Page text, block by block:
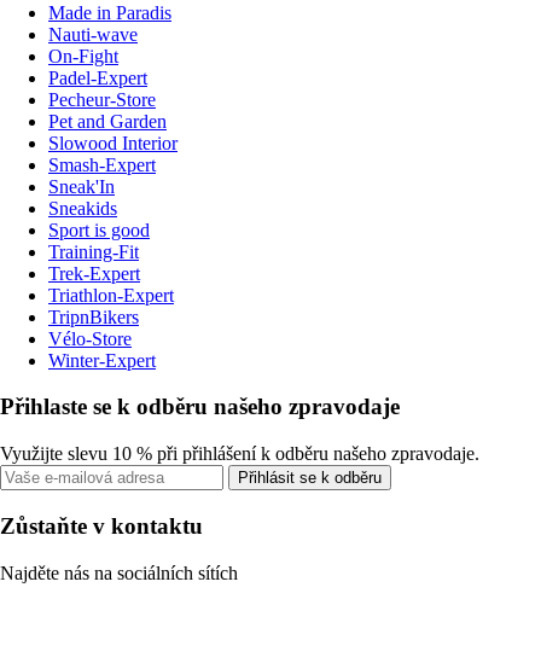
Made in Paradis
Nauti-wave
On-Fight
Padel-Expert
Pecheur-Store
Pet and Garden
Slowood Interior
Smash-Expert
Sneak'In
Sneakids
Sport is good
Training-Fit
Trek-Expert
Triathlon-Expert
TripnBikers
Vélo-Store
Winter-Expert
Přihlaste se k odběru našeho zpravodaje
Využijte slevu 10 % při přihlášení k odběru našeho zpravodaje.
Přihlásit se k odběru
Zůstaňte v kontaktu
Najděte nás na sociálních sítích